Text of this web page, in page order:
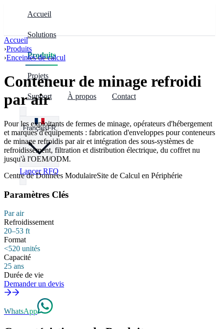
Accueil
Solutions
Solutions
Infrastructure préfabriquée
Centres de données et calcul
Stockage d'énergie et renouvelables
Produits
Produits
Enveloppes Modulaires
Gestion Thermique
Incendie et Sûreté
Projets
Secteurs
Centres de données et calcul
Mines et industrie
Régions
Chine et Asie de l’Est
Europe
Amérique du Nord
Support À propos Contact
FrançaisFR
Lancer RFQ
Accueil
›Produits
›Enceintes de calcul
Conteneur de minage refroidi
par air
Pour les exploitants de fermes de minage, opérateurs d'hébergement
et marques d'équipements : fabrication d'enveloppes pour conteneurs
de minage refroidis par air et intégration des sous-systèmes de
refroidissement, filtration et distribution électrique, du coffret nu
jusqu'à l'OEM/ODM.
Centre de Données ModulaireSite de Calcul en Périphérie
Paramètres Clés
Par air
Refroidissement
20–53 ft
Format
<520 unités
Capacité
25 ans
Durée de vie
Demander un devis
WhatsApp